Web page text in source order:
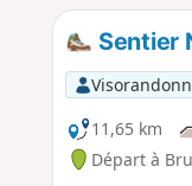
Sentier
11,65 km
Départ à